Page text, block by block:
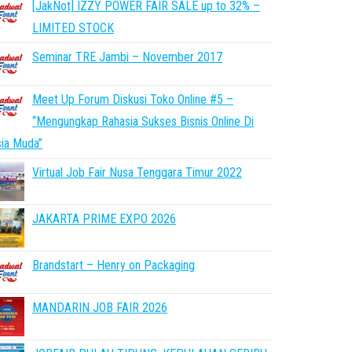
[JakNot] IZZY POWER FAIR SALE up to 32% –
LIMITED STOCK
Seminar TRE Jambi – November 2017
Meet Up Forum Diskusi Toko Online #5 –
“Mengungkap Rahasia Sukses Bisnis Online Di
Muda”
Virtual Job Fair Nusa Tenggara Timur 2022
JAKARTA PRIME EXPO 2026
Brandstart – Henry on Packaging
MANDARIN JOB FAIR 2026